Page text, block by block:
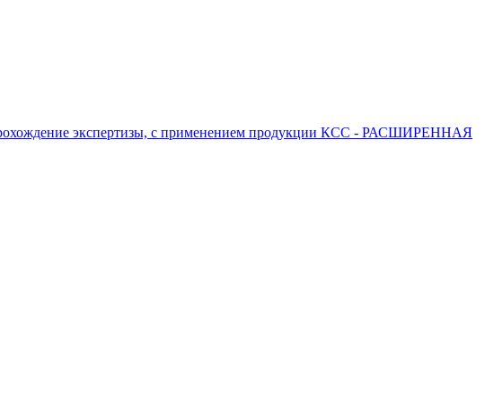
экспертизы, с применением продукции КСС - РАСШИРЕННАЯ